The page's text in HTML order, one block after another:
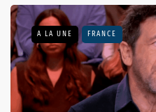
A LA UNE FRANCE